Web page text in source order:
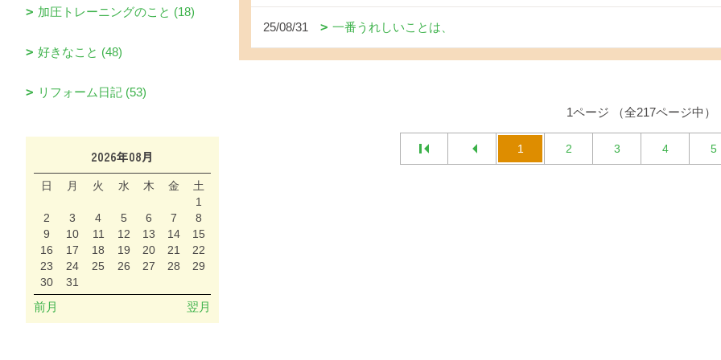
25/08/31 一番うれしいことは、
1ページ （全217ページ中）
1 2 3 4 5
加圧トレーニングのこと (18)
好きなこと (48)
リフォーム日記 (53)
2026年08月
日 月 火 水 木 金
土
1
2
3 4 5 6 7
8
9
10 11 12 13 14
15
16
17 18 19 20 21
22
23
24 25 26 27 28
29
30
31
前月 翌月